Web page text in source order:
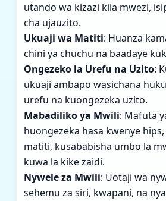
utando wa kizazi kila mwezi,
cha ujauzito.
Ukuaji wa Matiti: Huanza
chini ya chuchu na baadaye
Ongezeko la Urefu na Uzito:
ukuaji ambapo wasichana
urefu na kuongezeka uzito.
Mabadiliko ya Mwili: Mafuta
huongezeka hasa kwenye
matiti, kusababisha umbo la
kuwa la kike zaidi.
Nywele za Mwili: Uotaji wa
sehemu za siri, kwapani, na